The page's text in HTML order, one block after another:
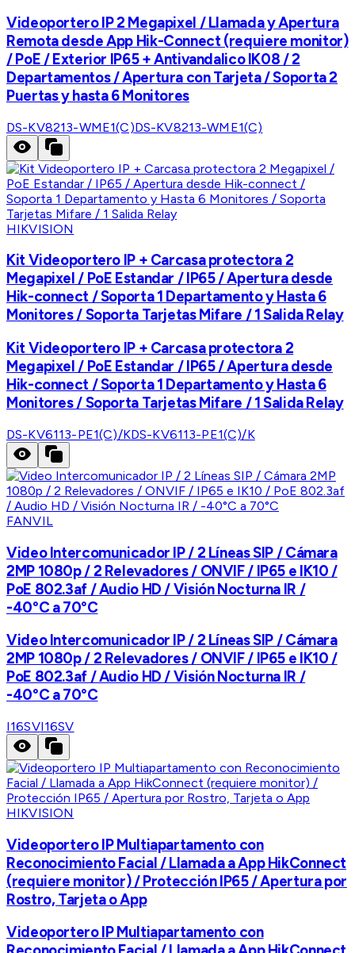
Videoportero IP 2 Megapixel / Llamada y Apertura
Remota desde App Hik-Connect (requiere monitor)
/ PoE / Exterior IP65 + Antivandalico IK08 / 2
Departamentos / Apertura con Tarjeta / Soporta 2
Puertas y hasta 6 Monitores
DS-KV8213-WME1(C)DS-KV8213-WME1(C)
HIKVISION
Kit Videoportero IP + Carcasa protectora 2
Megapixel / PoE Estandar / IP65 / Apertura desde
Hik-connect / Soporta 1 Departamento y Hasta 6
Monitores / Soporta Tarjetas Mifare / 1 Salida Relay
Kit Videoportero IP + Carcasa protectora 2
Megapixel / PoE Estandar / IP65 / Apertura desde
Hik-connect / Soporta 1 Departamento y Hasta 6
Monitores / Soporta Tarjetas Mifare / 1 Salida Relay
DS-KV6113-PE1(C)/KDS-KV6113-PE1(C)/K
FANVIL
Video Intercomunicador IP / 2 Líneas SIP / Cámara
2MP 1080p / 2 Relevadores / ONVIF / IP65 e IK10 /
PoE 802.3af / Audio HD / Visión Nocturna IR /
-40°C a 70°C
Video Intercomunicador IP / 2 Líneas SIP / Cámara
2MP 1080p / 2 Relevadores / ONVIF / IP65 e IK10 /
PoE 802.3af / Audio HD / Visión Nocturna IR /
-40°C a 70°C
I16SVI16SV
HIKVISION
Videoportero IP Multiapartamento con
Reconocimiento Facial / Llamada a App HikConnect
(requiere monitor) / Protección IP65 / Apertura por
Rostro, Tarjeta o App
Videoportero IP Multiapartamento con